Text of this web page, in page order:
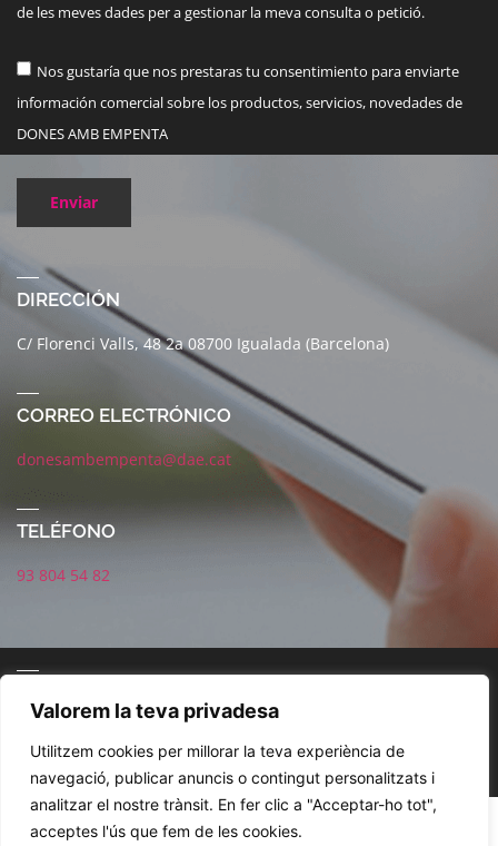
Valorem la teva privadesa
Utilitzem cookies per millorar la teva experiència de
navegació, publicar anuncis o contingut personalitzats i
analitzar el nostre trànsit. En fer clic a "Acceptar-ho tot",
acceptes l'ús que fem de les cookies.
de les meves dades per a gestionar la meva consulta o petició.
Nos gustaría que nos prestaras tu consentimiento para enviarte
información comercial sobre los productos, servicios, novedades de
DONES AMB EMPENTA
Enviar
DIRECCIÓN
C/ Florenci Valls, 48 2a 08700 Igualada (Barcelona)
CORREO ELECTRÓNICO
donesambempenta@dae.cat
TELÉFONO
93 804 54 82
POLÍTICA DE REDES SOCIALESAVISO LEGALPOLÍTICA DE PRIVACIDAD